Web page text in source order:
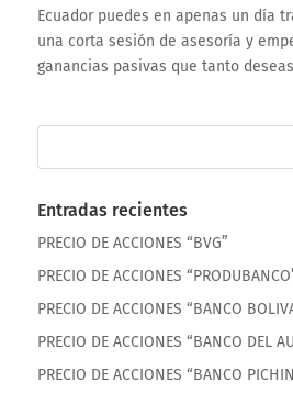
Ecuador puedes en apenas un día
una corta sesión de asesoría y
ganancias pasivas que tanto
Entradas recientes
PRECIO DE ACCIONES “BVG”
PRECIO DE ACCIONES
PRECIO DE ACCIONES “BANCO
PRECIO DE ACCIONES “BANCO DEL
PRECIO DE ACCIONES “BANCO